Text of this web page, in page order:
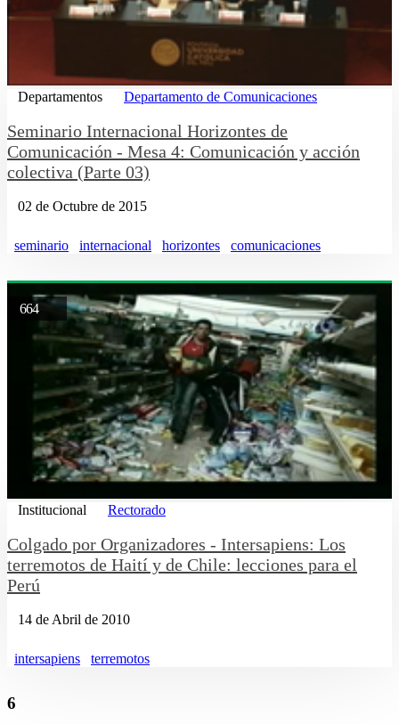
Departamentos Departamento de Comunicaciones
Seminario Internacional Horizontes de
Comunicación - Mesa 4: Comunicación y acción
colectiva (Parte 03)
02 de Octubre de 2015
seminario internacional horizontes comunicaciones
664
Institucional Rectorado
Colgado por Organizadores - Intersapiens: Los
terremotos de Haití y de Chile: lecciones para el
Perú
14 de Abril de 2010
intersapiens terremotos
6